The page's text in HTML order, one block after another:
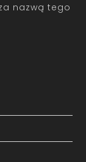
nazwą tego